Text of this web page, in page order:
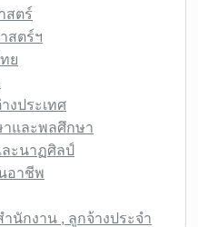
สตร์
สตร์ฯ
ย
งประเทศ
และพลศึกษา
ะนาฏศิลป์
อาชีพ
นักงาน , ลูกจ้างประจำ